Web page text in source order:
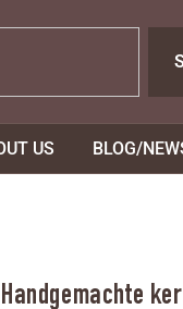
US BLOG/
Handgemachte